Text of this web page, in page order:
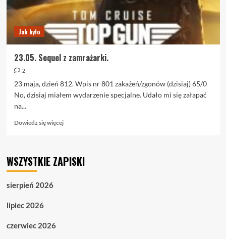
Jak było
23.05. Sequel z zamrażarki.
2
23 maja, dzień 812. Wpis nr 801 zakażeń/zgonów (dzisiaj) 65/0
No, dzisiaj miałem wydarzenie specjalne. Udało mi się załapać
na...
Dowiedz się więcejDowiedz
23.05.
WSZYSTKIE ZAPISKI
sierpień 2026
lipiec 2026
czerwiec 2026